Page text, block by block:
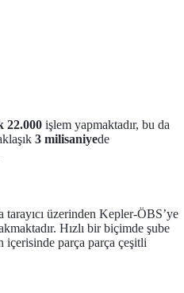
22.000 işlem yapmaktadır, bu da
3 milisaniyede
tarayıcı üzerinden Kepler-ÖBS’ye
Hızlı bir biçimde şube
içerisinde parça parça çeşitli